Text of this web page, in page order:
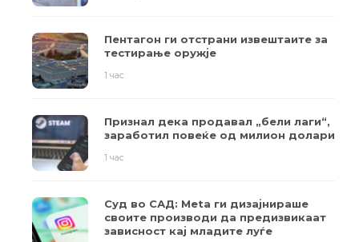
Пентагон ги отстрани извештаите за
тестирање оружје
1 час
Признал дека продавал „бели лаги“,
заработил повеќе од милион долари
1 час
Суд во САД: Meta ги дизајнираше
своите производи да предизвикаат
зависност кај младите луѓе